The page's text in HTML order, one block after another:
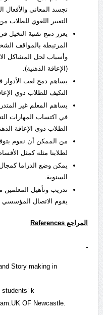
تجسد المعاني والأفعال
التعبير اللغوي للطلاب
يعزز دمج تقنية التخيل
المرتبطة بالمواقف
وأسباب لحل المشاكل
(الإعاقة الذهنية).
يساهم دمج لعب الأدوار
التكيف للطلاب ذوي
يساهم المعلم غير
في اكتساب المهارات
الطلاب ذوي الإعاقة
من الممكن أن نقوم
لطلابنا مثله كمثل
يمكن وضع الدراما
السنوية.
تدريب وتأهيل
يقوم الاتصال المؤسسي
لمراجع References
Story making in
k
OF Newcastle.